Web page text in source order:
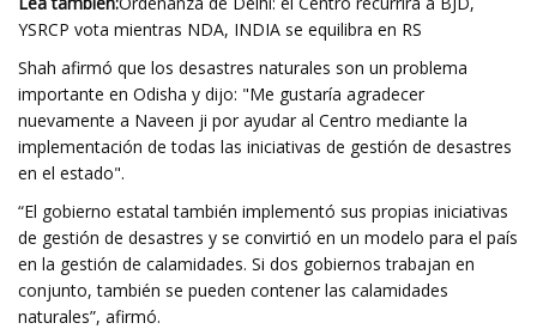
YSRCP vota mientras NDA, INDIA se equilibra en RS
Shah afirmó que los desastres naturales son un problema
importante en Odisha y dijo: "Me gustaría agradecer
nuevamente a Naveen ji por ayudar al Centro mediante la
implementación de todas las iniciativas de gestión de desastres
en el estado".
“El gobierno estatal también implementó sus propias iniciativas
de gestión de desastres y se convirtió en un modelo para el país
en la gestión de calamidades. Si dos gobiernos trabajan en
conjunto, también se pueden contener las calamidades
naturales”, afirmó.